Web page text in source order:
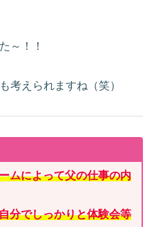
～！！
考えられますね（笑）
ムによって父の仕事の内
分でしっかりと体験会等